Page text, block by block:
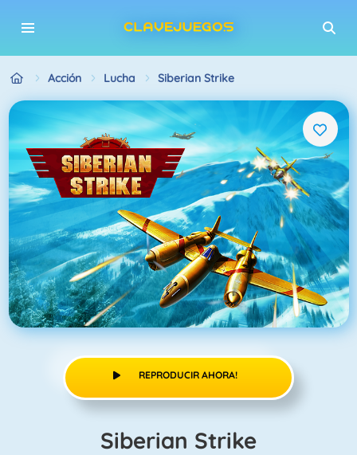
Acción Lucha Siberian Strike
REPRODUCIR AHORA!
Siberian Strike